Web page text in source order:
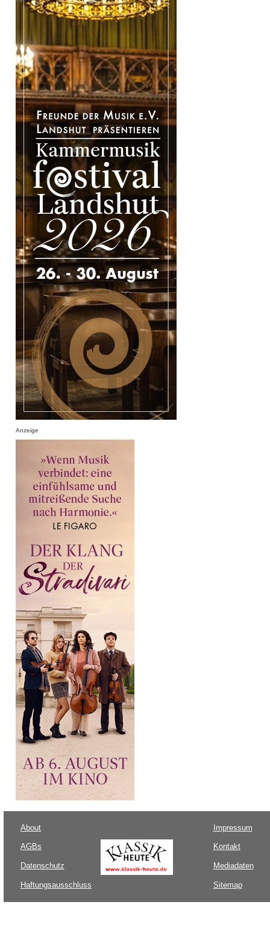
Anzeige
About
AGBs
Datenschutz
Haftungsausschluss
Impressum
Kontakt
Mediadaten
Sitemap